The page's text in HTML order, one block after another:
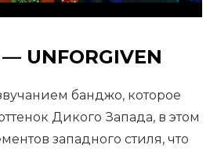
— UNFORGIVEN
банджо, которое
Дикого Запада, в этом
западного стиля, что